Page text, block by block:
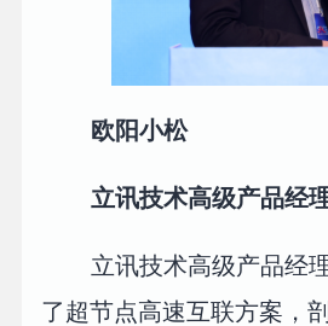
欧阳小松
立讯技术高级产品经
立讯技术高级产品经
了超节点高速互联方案，